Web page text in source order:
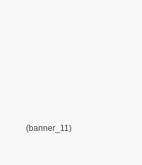
(banner_11)